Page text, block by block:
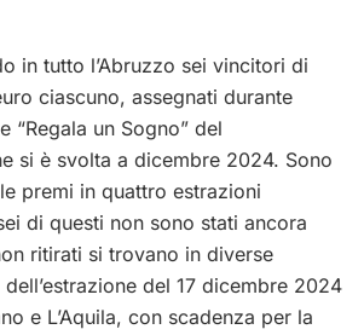
in tutto l’Abruzzo sei vincitori di
ciascuno, assegnati durante
“Regala un Sogno” del
si è svolta a dicembre 2024. Sono
premi in quattro estrazioni
di questi non sono stati ancora
ritirati si trovano in diverse
del 17 dicembre 2024
e L’Aquila, con scadenza per la